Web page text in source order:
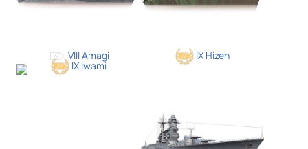
VIII Amagi
IX Hizen
IX Iwami